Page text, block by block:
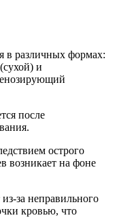
в различных формах:
и
после
острого
возникает на фоне
из-за неправильного
кровью, что